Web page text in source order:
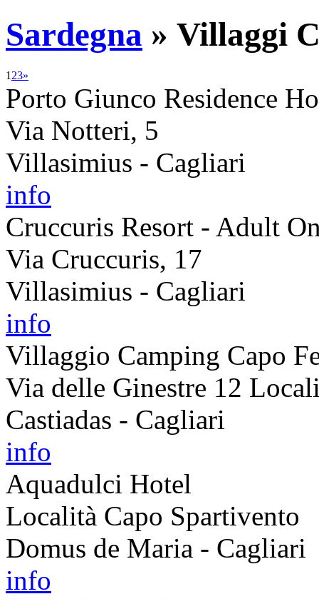
Sardegna » Villaggi
1 23»
Porto Giunco Residence
Via Notteri, 5
Villasimius - Cagliari
info
Cruccuris Resort - Adult
Via Cruccuris, 17
Villasimius - Cagliari
info
Villaggio Camping Capo
Via delle Ginestre 12
Castiadas - Cagliari
info
Aquadulci Hotel
Località Capo Spartivento
Domus de Maria - Cagliari
info